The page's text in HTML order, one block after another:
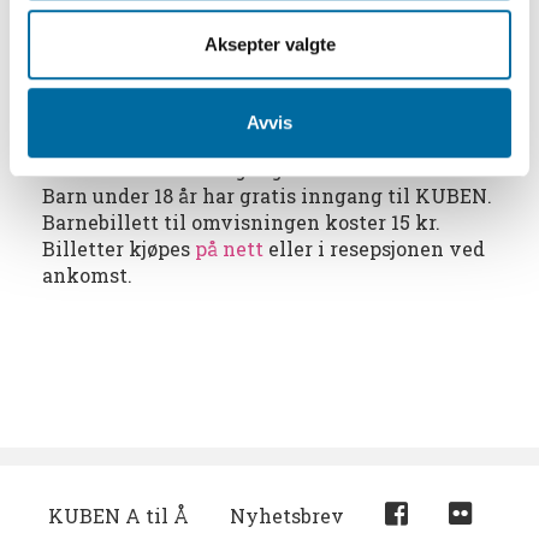
Aksepter valgte
Avvis
Les mer om de flotte husene på Aust - Agder
om Langsæ gård her
Omvisningen tar ca 75 min.
Barn under 18 år har gratis inngang til KUBEN.
Barnebillett til omvisningen koster 15 kr.
Billetter kjøpes på nett eller i resepsjonen ved
ankomst.
KUBEN A til Å Nyhetsbrev